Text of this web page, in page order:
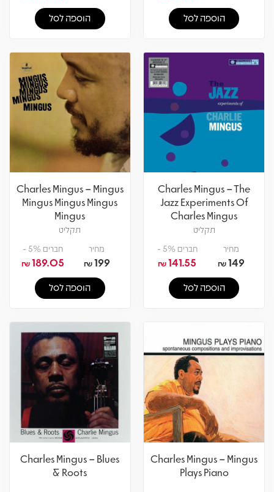
הוספה לסל הוספה לסל
Charles Mingus – The
Jazz Experiments Of
Charles Mingus
תקליט
מחיר
149
₪
חברים 5% -
141.55
₪
הוספה לסל
Charles Mingus – Mingus
Mingus Mingus Mingus
Mingus
תקליט
מחיר
199
₪
חברים 5% -
189.05
₪
הוספה לסל
Charles Mingus – Mingus
Plays Piano
Charles Mingus – Blues
& Roots